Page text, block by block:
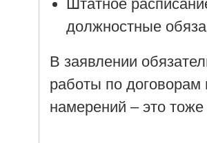
Штатное
должностные
В заявлении
работы по договорам
намерений – это